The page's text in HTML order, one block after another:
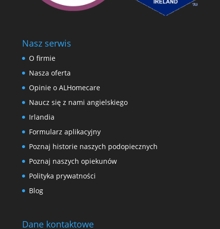
Nasz serwis
O firmie
Nasza oferta
Opinie o ALHomecare
Naucz się z nami angielskiego
Irlandia
Formularz aplikacyjny
Poznaj historie naszych podopiecznych
Poznaj naszych opiekunów
Polityka prywatności
Blog
Dane kontaktowe